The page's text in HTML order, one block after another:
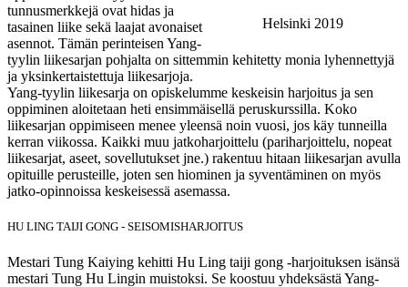
Helsinki 2019
tunnusmerkkejä ovat hidas ja
tasainen liike sekä laajat avonaiset
asennot. Tämän perinteisen Yang-
tyylin liikesarjan pohjalta on sittemmin kehitetty monia lyhennettyjä
ja yksinkertaistettuja liikesarjoja.
Yang-tyylin liikesarja on opiskelumme keskeisin harjoitus ja sen
oppiminen aloitetaan heti ensimmäisellä peruskurssilla. Koko
liikesarjan oppimiseen menee yleensä noin vuosi, jos käy tunneilla
kerran viikossa. Kaikki muu jatkoharjoittelu (pariharjoittelu, nopeat
liikesarjat, aseet, sovellutukset jne.) rakentuu hitaan liikesarjan avulla
opituille perusteille, joten sen hiominen ja syventäminen on myös
jatko-opinnoissa keskeisessä asemassa.
HU LING TAIJI GONG - SEISOMISHARJOITUS
Mestari Tung Kaiying kehitti Hu Ling taiji gong -harjoituksen isänsä
mestari Tung Hu Lingin muistoksi. Se koostuu yhdeksästä Yang-